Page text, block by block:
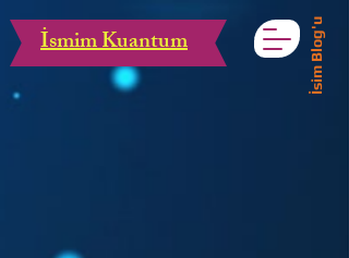
İsmim Kuantum İsim Blog'u